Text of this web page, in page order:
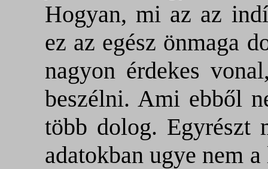
Hogyan, mi az az
ez az egész önmaga
nagyon érdekes
beszélni. Ami ebből
több dolog. Egyrészt
adatokban ugye nem